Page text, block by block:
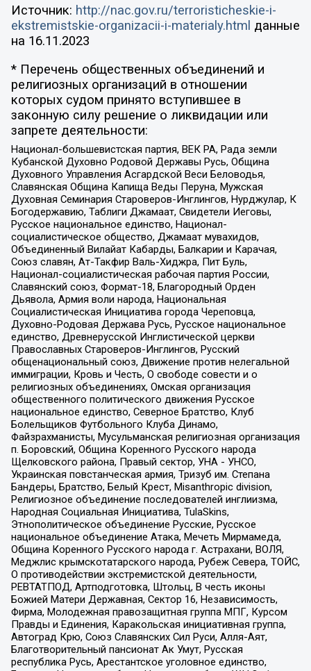
Источник: http://nac.gov.ru/terroristicheskie-i-
ekstremistskie-organizacii-i-materialy.html данные
на 16.11.2023
* Перечень общественных объединений и
религиозных организаций в отношении
которых судом принято вступившее в
законную силу решение о ликвидации или
запрете деятельности:
Национал-большевистская партия, ВЕК РА, Рада земли
Кубанской Духовно Родовой Державы Русь, Община
Духовного Управления Асгардской Веси Беловодья,
Славянская Община Капища Веды Перуна, Мужская
Духовная Семинария Староверов-Инглингов, Нурджулар, К
Богодержавию, Таблиги Джамаат, Свидетели Иеговы,
Русское национальное единство, Национал-
социалистическое общество, Джамаат мувахидов,
Объединенный Вилайат Кабарды, Балкарии и Карачая,
Союз славян, Ат-Такфир Валь-Хиджра, Пит Буль,
Национал-социалистическая рабочая партия России,
Славянский союз, Формат-18, Благородный Орден
Дьявола, Армия воли народа, Национальная
Социалистическая Инициатива города Череповца,
Духовно-Родовая Держава Русь, Русское национальное
единство, Древнерусской Инглистической церкви
Православных Староверов-Инглингов, Русский
общенациональный союз, Движение против нелегальной
иммиграции, Кровь и Честь, О свободе совести и о
религиозных объединениях, Омская организация
общественного политического движения Русское
национальное единство, Северное Братство, Клуб
Болельщиков Футбольного Клуба Динамо,
Файзрахманисты, Мусульманская религиозная организация
п. Боровский, Община Коренного Русского народа
Щелковского района, Правый сектор, УНА - УНСО,
Украинская повстанческая армия, Тризуб им. Степана
Бандеры, Братство, Белый Крест, Misanthropic division,
Религиозное объединение последователей инглиизма,
Народная Социальная Инициатива, TulaSkins,
Этнополитическое объединение Русские, Русское
национальное объединение Атака, Мечеть Мирмамеда,
Община Коренного Русского народа г. Астрахани, ВОЛЯ,
Меджлис крымскотатарского народа, Рубеж Севера, ТОЙС,
О противодействии экстремистской деятельности,
РЕВТАТПОД, Артподготовка, Штольц, В честь иконы
Божией Матери Державная, Сектор 16, Независимость,
Фирма, Молодежная правозащитная группа МПГ, Курсом
Правды и Единения, Каракольская инициативная группа,
Автоград Крю, Союз Славянских Сил Руси, Алля-Аят,
Благотворительный пансионат Ак Умут, Русская
республика Русь, Арестантское уголовное единство,